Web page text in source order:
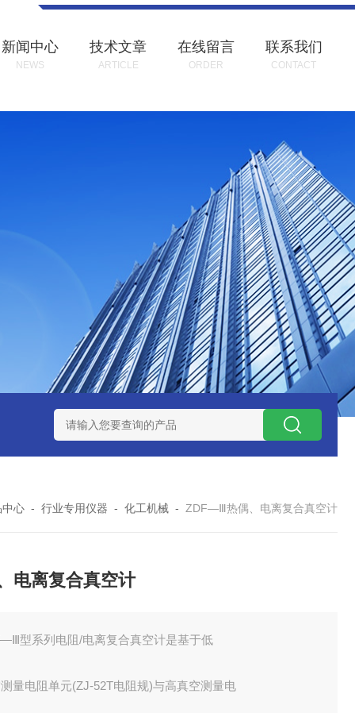
新闻中心
NEWS
技术文章
ARTICLE
在线留言
ORDER
联系我们
CONTACT
GAXT手持式单一气体检测仪 加拿大BW
中心 - 行业专用仪器 - 化工机械 - ZDF―Ⅲ热偶、电离复合真空计
电离复合真空计
型系列电阻/电离复合真空计是基于低
量电阻单元(ZJ-52T电阻规)与高真空测量电